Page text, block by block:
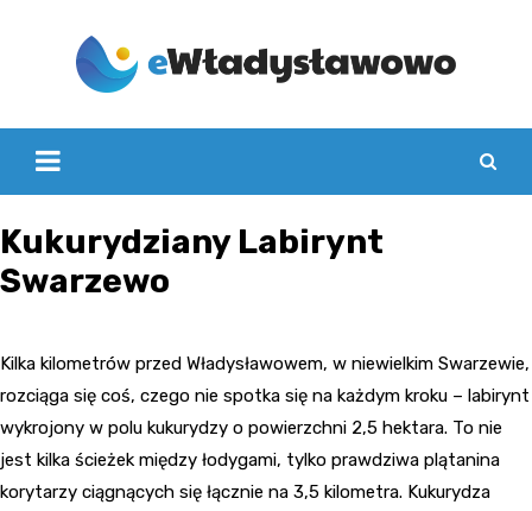
Kukurydziany Labirynt
Swarzewo
Kilka kilometrów przed Władysławowem, w niewielkim Swarzewie,
rozciąga się coś, czego nie spotka się na każdym kroku – labirynt
wykrojony w polu kukurydzy o powierzchni 2,5 hektara. To nie
jest kilka ścieżek między łodygami, tylko prawdziwa plątanina
korytarzy ciągnących się łącznie na 3,5 kilometra. Kukurydza